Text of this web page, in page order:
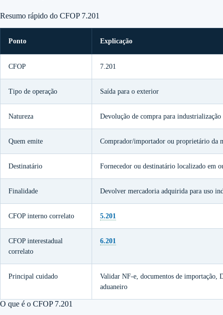
Resumo rápido do CFOP 7.201
Ponto Explicação
CFOP 7.201
Tipo de operação Saída para o exterior
Natureza Devolução de compra para
Quem emite Comprador/importador ou proprietário da
Destinatário Fornecedor ou destinatário localizado em
Finalidade Devolver mercadoria adquirida para uso
CFOP interno correlato 5.201
CFOP interestadual
correlato
6.201
Principal cuidado
Validar NF-e, documentos de importação,
aduaneiro
O que é o CFOP 7.201